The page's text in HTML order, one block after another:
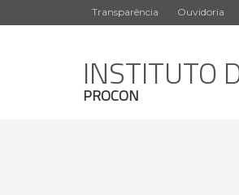
Transparência Ouvidoria
INSTITUTO
PROCON